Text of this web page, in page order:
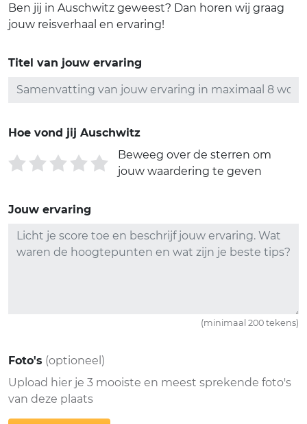
Ben jij in Auschwitz geweest? Dan horen wij graag
jouw reisverhaal en ervaring!
Titel van jouw ervaring
Hoe vond jij Auschwitz
Beweeg over de sterren om
jouw waardering te geven
Jouw ervaring
(minimaal 200 tekens)
Foto's (optioneel)
Upload hier je 3 mooiste en meest sprekende foto's
van deze plaats